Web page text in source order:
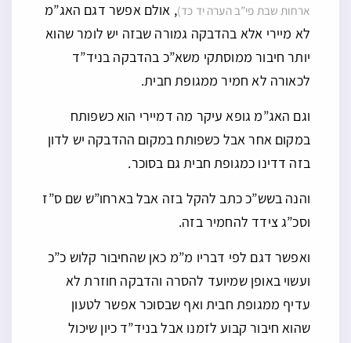
ארחות שבת פי”ב הערה יד כד), אולם אפשר דגם האג”מ
לא מיירי אלא בהדבקה גמורה שבזה יש לומר שהוא
יותר חיבור ממוסתקי משא”כ בהדבקה בניד”ד
לכאורה לא חמיר ממגופת חבית.
וגם האג”מ גופא עיקר מה דמיירי הוא כשפותח
במקום אחר אבל כשפותח במקום ההדבקה יש לדון
בזה דדינו כמגופת חבית גם בסוכר.
והנה בשש”כ כתב להקל בזה אבל בארחו”ש שם ס”ז
וסכ”ג צידד להחמיר בזה.
ואפשר דגם לפי דבריו מ”מ כאן שהחיבור קלוש כ”כ
ועשוי באופן שמיועד להסרה והדבקה חוזרת לא
עדיף ממגופת חבית ואף שבסוכר אפשר לטעון
שהוא חיבור קבוע לזמנו אבל בניד”ד כיון שיכול